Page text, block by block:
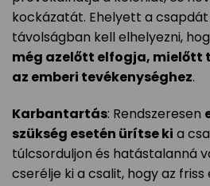
kockázatát. Ehelyett a
távolságban kell elhelyezni,
még azelőtt elfogja, mielőtt
az emberi tevékenységhez.
Karbantartás: Rendszeresen
szükség esetén ürítse ki a
túlcsorduljon és hatástalanná
cserélje ki a csalit, hogy az